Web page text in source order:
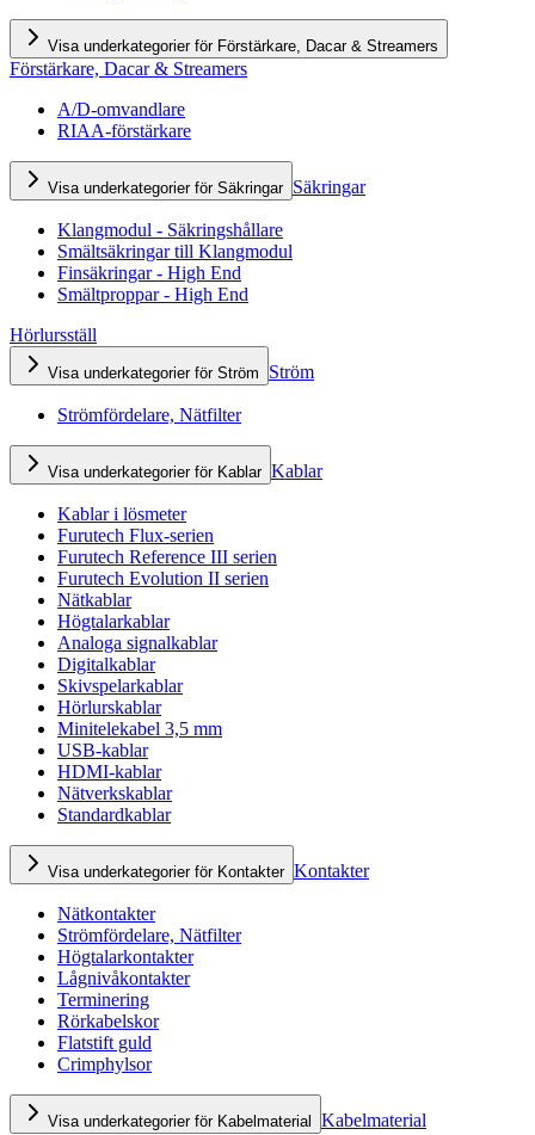
Visa underkategorier för Förstärkare, Dacar & Streamers
Förstärkare, Dacar & Streamers
A/D-omvandlare
RIAA-förstärkare
Visa underkategorier för Säkringar Säkringar
Klangmodul - Säkringshållare
Smältsäkringar till Klangmodul
Finsäkringar - High End
Smältproppar - High End
Hörlursställ
Visa underkategorier för Ström Ström
Strömfördelare, Nätfilter
Visa underkategorier för Kablar Kablar
Kablar i lösmeter
Furutech Flux-serien
Furutech Reference III serien
Furutech Evolution II serien
Nätkablar
Högtalarkablar
Analoga signalkablar
Digitalkablar
Skivspelarkablar
Hörlurskablar
Minitelekabel 3,5 mm
USB-kablar
HDMI-kablar
Nätverkskablar
Standardkablar
Visa underkategorier för Kontakter Kontakter
Nätkontakter
Strömfördelare, Nätfilter
Högtalarkontakter
Lågnivåkontakter
Terminering
Rörkabelskor
Flatstift guld
Crimphylsor
Visa underkategorier för Kabelmaterial Kabelmaterial